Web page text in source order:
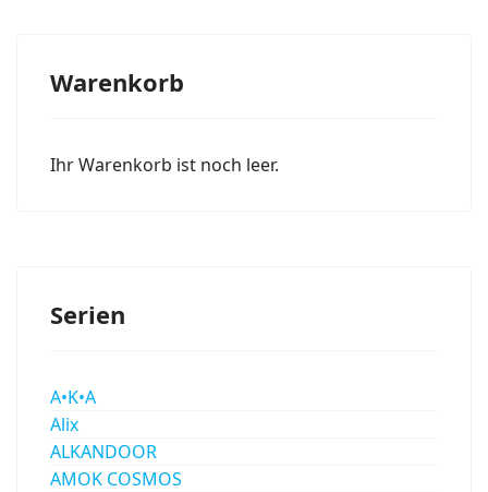
Warenkorb
Ihr Warenkorb ist noch leer.
Serien
A•K•A
Alix
ALKANDOOR
AMOK COSMOS